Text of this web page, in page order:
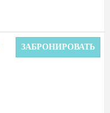
ЗАБРОНИРОВАТЬ